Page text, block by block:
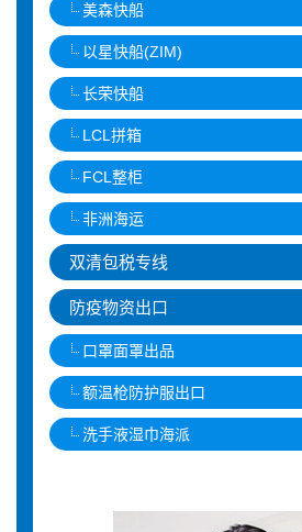
美森快船
以星快船(ZIM)
长荣快船
LCL拼箱
FCL整柜
非洲海运
双清包税专线
防疫物资出口
口罩面罩出品
额温枪防护服出口
洗手液湿巾海派